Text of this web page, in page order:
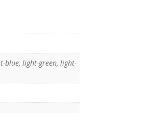
blue, light-green, light-